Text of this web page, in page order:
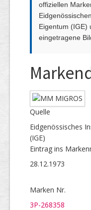
offiziellen
Eigentum (IGE)
eingetragene
Quelle
Eidgenössisches
(IGE)
Eintrag ins
28.12.1973
Marken Nr.
3P-268358